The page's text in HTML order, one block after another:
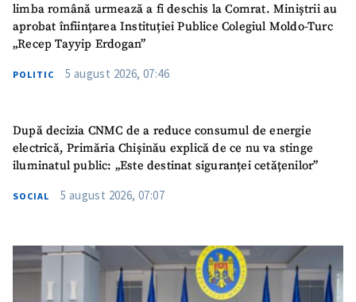
limba română urmează a fi deschis la Comrat. Miniștrii au
aprobat înființarea Instituției Publice Colegiul Moldo-Turc
„Recep Tayyip Erdogan”
POLITIC 5 august 2026, 07:46
După decizia CNMC de a reduce consumul de energie
electrică, Primăria Chișinău explică de ce nu va stinge
iluminatul public: „Este destinat siguranței cetățenilor”
SOCIAL 5 august 2026, 07:07